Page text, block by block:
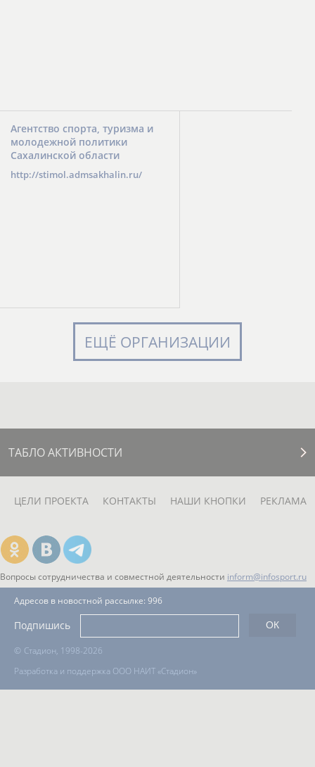
Агентство спорта, туризма и
молодежной политики
Сахалинской области
http://stimol.admsakhalin.ru/
ЕЩЁ ОРГАНИЗАЦИИ
ТАБЛО АКТИВНОСТИ
ЦЕЛИ ПРОЕКТА КОНТАКТЫ НАШИ КНОПКИ РЕКЛАМА
Вопросы сотрудничества и совместной деятельности inform@infosport.ru
© Стадион, 1998-2026
Разработка и поддержка ООО НАИТ «Стадион»
Адресов в новостной рассылке: 996
Подпишись